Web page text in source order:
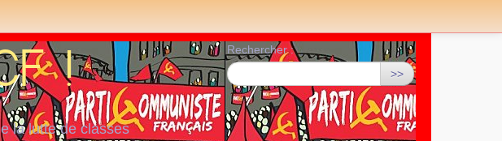
la lutte de classes
Rechercher :
>>